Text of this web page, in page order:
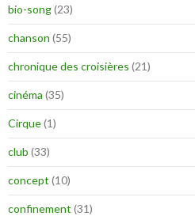
bio-song(23)
chanson (55)
chronique des croisières (21)
cinéma (35)
Cirque(1)
club (33)
concept (10)
confinement (31)